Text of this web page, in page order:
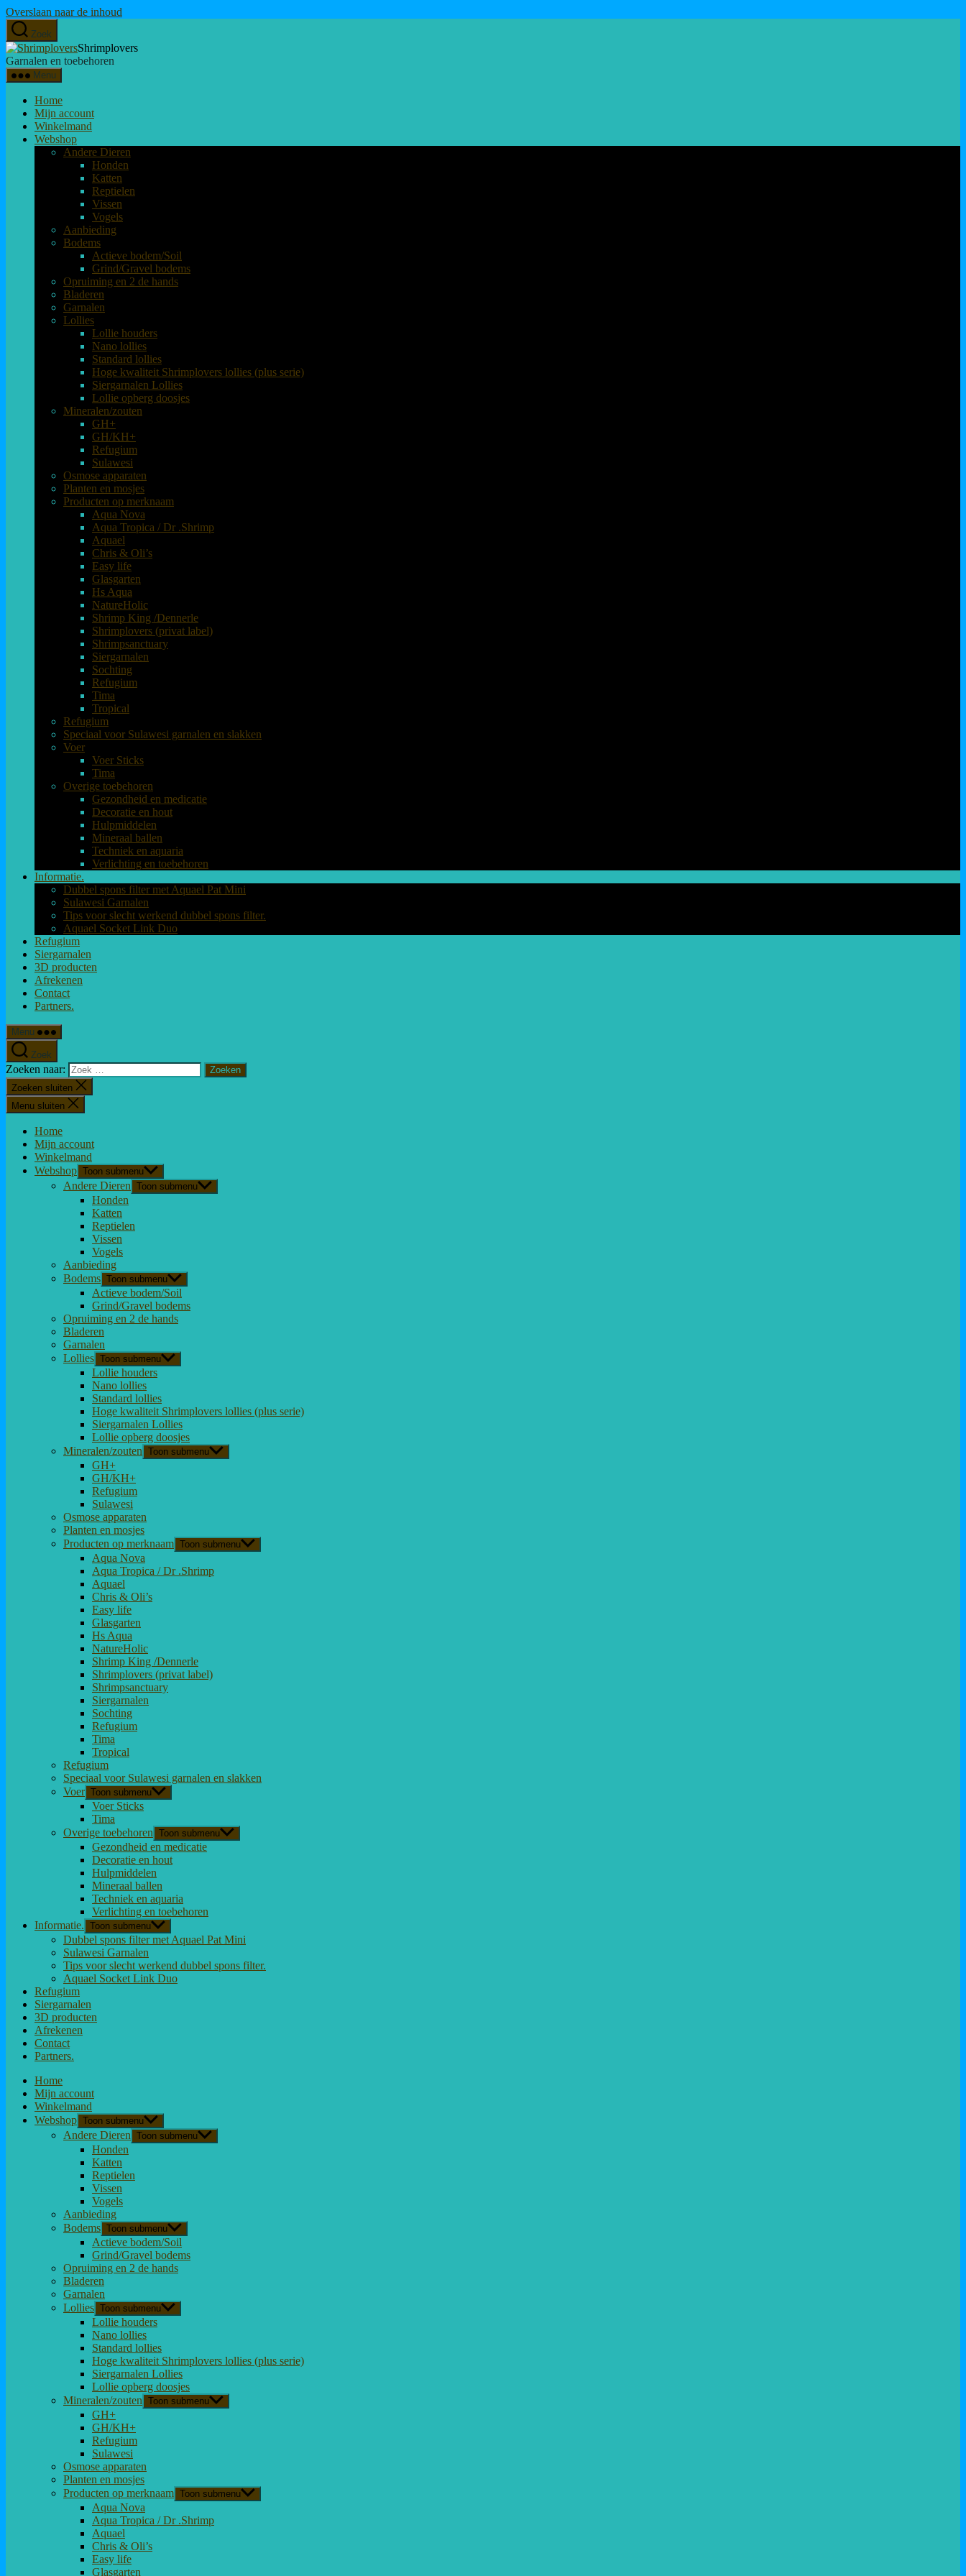
Overslaan naar de inhoud
Zoek
Shrimplovers
Garnalen en toebehoren
Menu
Home
Mijn account
Winkelmand
Webshop
Andere Dieren
Honden
Katten
Reptielen
Vissen
Vogels
Aanbieding
Bodems
Actieve bodem/Soil
Grind/Gravel bodems
Opruiming en 2 de hands
Bladeren
Garnalen
Lollies
Lollie houders
Nano lollies
Standard lollies
Hoge kwaliteit Shrimplovers lollies (plus serie)
Siergarnalen Lollies
Lollie opberg doosjes
Mineralen/zouten
GH+
GH/KH+
Refugium
Sulawesi
Osmose apparaten
Planten en mosjes
Producten op merknaam
Aqua Nova
Aqua Tropica / Dr .Shrimp
Aquael
Chris & Oli’s
Easy life
Glasgarten
Hs Aqua
NatureHolic
Shrimp King /Dennerle
Shrimplovers (privat label)
Shrimpsanctuary
Siergarnalen
Sochting
Refugium
Tima
Tropical
Refugium
Speciaal voor Sulawesi garnalen en slakken
Voer
Voer Sticks
Tima
Overige toebehoren
Gezondheid en medicatie
Decoratie en hout
Hulpmiddelen
Mineraal ballen
Techniek en aquaria
Verlichting en toebehoren
Informatie.
Dubbel spons filter met Aquael Pat Mini
Sulawesi Garnalen
Tips voor slecht werkend dubbel spons filter.
Aquael Socket Link Duo
Refugium
Siergarnalen
3D producten
Afrekenen
Contact
Partners.
Menu
Zoek
Zoeken naar:
Zoeken sluiten
Menu sluiten
Home
Mijn account
Winkelmand
Webshop Toon submenu
Andere Dieren Toon submenu
Honden
Katten
Reptielen
Vissen
Vogels
Aanbieding
Bodems Toon submenu
Actieve bodem/Soil
Grind/Gravel bodems
Opruiming en 2 de hands
Bladeren
Garnalen
Lollies Toon submenu
Lollie houders
Nano lollies
Standard lollies
Hoge kwaliteit Shrimplovers lollies (plus serie)
Siergarnalen Lollies
Lollie opberg doosjes
Mineralen/zouten Toon submenu
GH+
GH/KH+
Refugium
Sulawesi
Osmose apparaten
Planten en mosjes
Producten op merknaam Toon submenu
Aqua Nova
Aqua Tropica / Dr .Shrimp
Aquael
Chris & Oli’s
Easy life
Glasgarten
Hs Aqua
NatureHolic
Shrimp King /Dennerle
Shrimplovers (privat label)
Shrimpsanctuary
Siergarnalen
Sochting
Refugium
Tima
Tropical
Refugium
Speciaal voor Sulawesi garnalen en slakken
Voer Toon submenu
Voer Sticks
Tima
Overige toebehoren Toon submenu
Gezondheid en medicatie
Decoratie en hout
Hulpmiddelen
Mineraal ballen
Techniek en aquaria
Verlichting en toebehoren
Informatie. Toon submenu
Dubbel spons filter met Aquael Pat Mini
Sulawesi Garnalen
Tips voor slecht werkend dubbel spons filter.
Aquael Socket Link Duo
Refugium
Siergarnalen
3D producten
Afrekenen
Contact
Partners.
Home
Mijn account
Winkelmand
Webshop Toon submenu
Andere Dieren Toon submenu
Honden
Katten
Reptielen
Vissen
Vogels
Aanbieding
Bodems Toon submenu
Actieve bodem/Soil
Grind/Gravel bodems
Opruiming en 2 de hands
Bladeren
Garnalen
Lollies Toon submenu
Lollie houders
Nano lollies
Standard lollies
Hoge kwaliteit Shrimplovers lollies (plus serie)
Siergarnalen Lollies
Lollie opberg doosjes
Mineralen/zouten Toon submenu
GH+
GH/KH+
Refugium
Sulawesi
Osmose apparaten
Planten en mosjes
Producten op merknaam Toon submenu
Aqua Nova
Aqua Tropica / Dr .Shrimp
Aquael
Chris & Oli’s
Easy life
Glasgarten